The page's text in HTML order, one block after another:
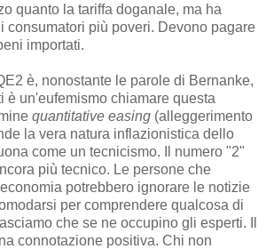
quanto la tariffa doganale, ma ha
consumatori più poveri. Devono pagare
importati.
è, nonostante le parole di Bernanke,
è un'eufemismo chiamare questa
quantitative easing (alleggerimento
la vera natura inflazionistica dello
come un tecnicismo. Il numero "2"
più tecnico. Le persone che
potrebbero ignorare le notizie
per comprendere qualcosa di
che se ne occupino gli esperti. Il
connotazione positiva. Chi non